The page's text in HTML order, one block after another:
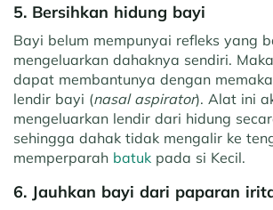
5. Bersihkan hidung bayi
Bayi belum mempunyai refleks yang
mengeluarkan dahaknya sendiri.
dapat membantunya dengan
lendir bayi (nasal aspirator). Alat ini
mengeluarkan lendir dari hidung
sehingga dahak tidak mengalir ke
memperparah batuk pada si Kecil.
6. Jauhkan bayi dari paparan